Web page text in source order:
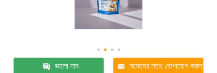
ভালো দাম আমাদের সাথে যোগাযোগ করুন